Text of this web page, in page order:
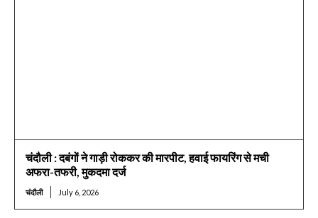
चंदौली : दबंगों ने गाड़ी रोककर की मारपीट, हवाई फायरिंग से मची
अफरा-तफरी, मुकदमा दर्ज
चंदौली July 6, 2026